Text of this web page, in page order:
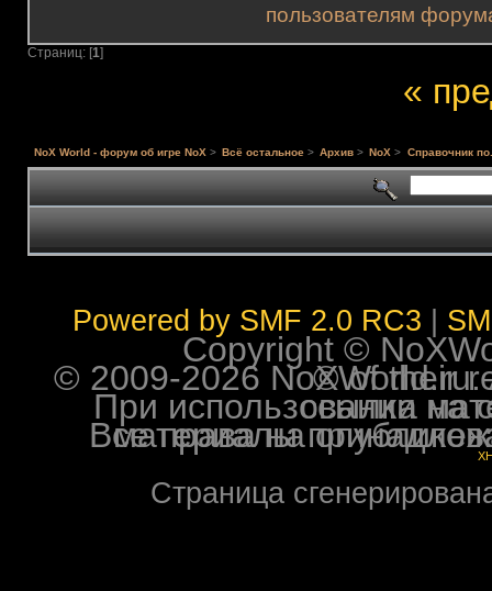
пользователям
Страниц: [1]
«
NoX World - форум об игре NoX> Всё остальное > Архив > NoX > Справочник
Powered by SMF 2.0 RC3
Copyright ©
© 2009-2026 NoXWorld.ru. All
При использовании
Все права на опубликованные на форуме
Страница